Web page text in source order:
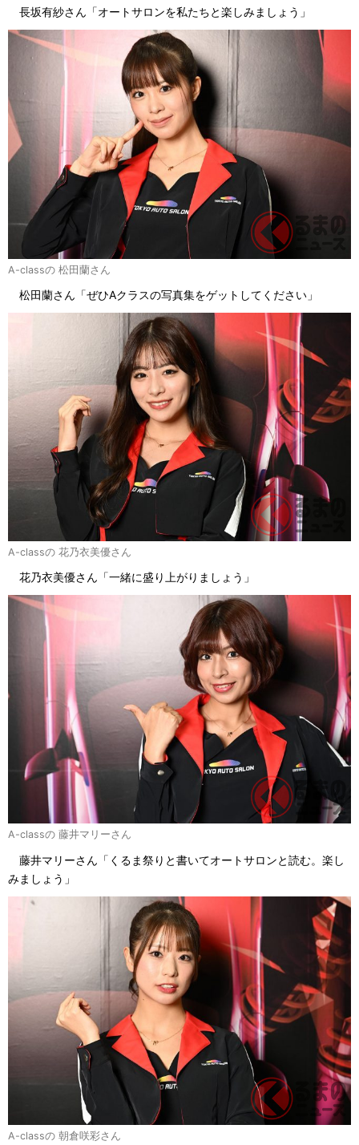
長坂有紗さん「オートサロンを私たちと楽しみましょう」
A-classの 松田蘭さん
松田蘭さん「ぜひAクラスの写真集をゲットしてください」
A-classの 花乃衣美優さん
花乃衣美優さん「一緒に盛り上がりましょう」
A-classの 藤井マリーさん
藤井マリーさん「くるま祭りと書いてオートサロンと読む。楽し
みましょう」
A-classの 朝倉咲彩さん